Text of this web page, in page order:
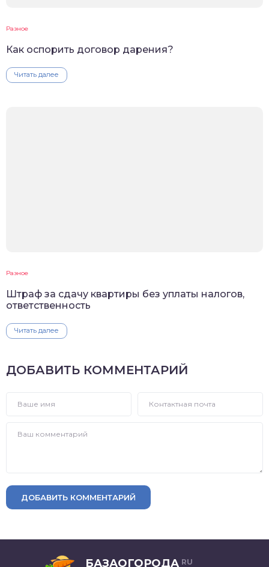
Разное
Как оспорить договор дарения?
Читать далее
Разное
Штраф за сдачу квартиры без уплаты налогов,
ответственность
Читать далее
ДОБАВИТЬ КОММЕНТАРИЙ
ДОБАВИТЬ КОММЕНТАРИЙ
БАЗАОГОРОДА RU